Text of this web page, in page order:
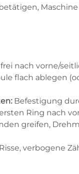
nach vorne/
flach ablegen
Befestigung
Ring nach
greifen,
verbogene